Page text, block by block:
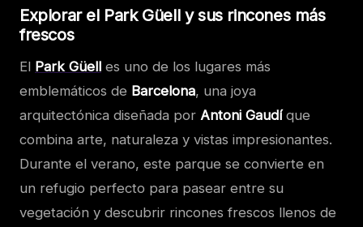
Explorar el Park Güell y sus rincones más
frescos
El Park Güell es uno de los lugares más
emblemáticos de Barcelona, una joya
arquitectónica diseñada por Antoni Gaudíque
combina arte, naturaleza y vistas impresionantes.
Durante el verano, este parque se convierte en
un refugio perfecto para pasear entre su
vegetación y descubrir rincones frescos llenos de